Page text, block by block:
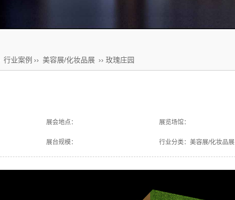
行业案例 ›› 美容展/化妆品展 ›› 玫瑰庄园
展会地点： 展览场馆：
展台规模： 行业分类：美容展/化妆品展